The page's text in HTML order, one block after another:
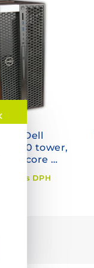
Dell
5820 tower,
4-core W-
GHz, 16 GB
GB SSD,
(5 GB),
s DPH